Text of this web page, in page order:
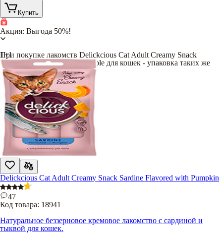
Купить
Акция: Выгода 50%!
При покупке лакомств Delickcious Cat Adult Creamy Snack
Chicken Flavored with Pineapple для кошек - упаковка таких же
лакомствв подарок!
1+1
Delickcious Cat Adult Creamy Snack Sardine Flavored with Pumpkin
47
Код товара: 18941
Натуральное беззерновое кремовое лакомство с сардиной и
тыквой для кошек.